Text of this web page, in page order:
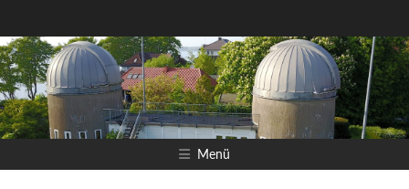
Inhalt
springen
Menü